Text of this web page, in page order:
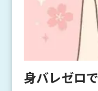
身バレゼロ